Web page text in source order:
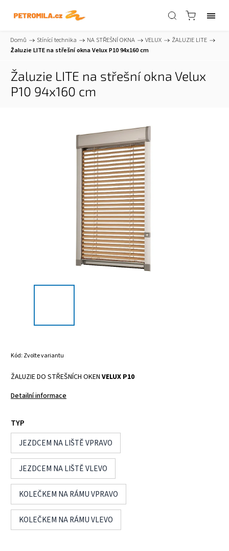
Domů / Stínící technika / NA STŘEŠNÍ OKNA / VELUX / ŽALUZIE LITE /
Žaluzie LITE na střešní okna Velux P10 94x160 cm
Žaluzie LITE na střešní okna Velux
P10 94x160 cm
Kód: Zvolte variantu
ŽALUZIE DO STŘEŠNÍCH OKEN VELUX P10
Detailní informace
TYP
JEZDCEM NA LIŠTĚ VPRAVO
JEZDCEM NA LIŠTĚ VLEVO
KOLEČKEM NA RÁMU VPRAVO
KOLEČKEM NA RÁMU VLEVO